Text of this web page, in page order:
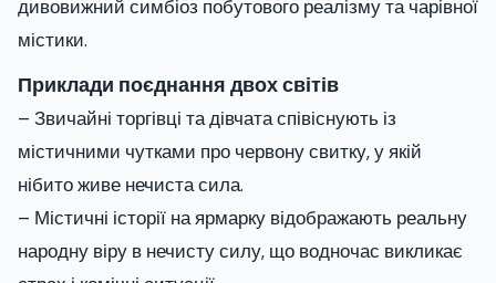
дивовижний симбіоз побутового реалізму та чарівної
містики.
Приклади поєднання двох світів
– Звичайні торгівці та дівчата співіснують із
містичними чутками про червону свитку, у якій
нібито живе нечиста сила.
– Містичні історії на ярмарку відображають реальну
народну віру в нечисту силу, що водночас викликає